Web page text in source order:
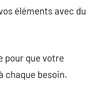
éléments avec du
pour que votre
chaque besoin.